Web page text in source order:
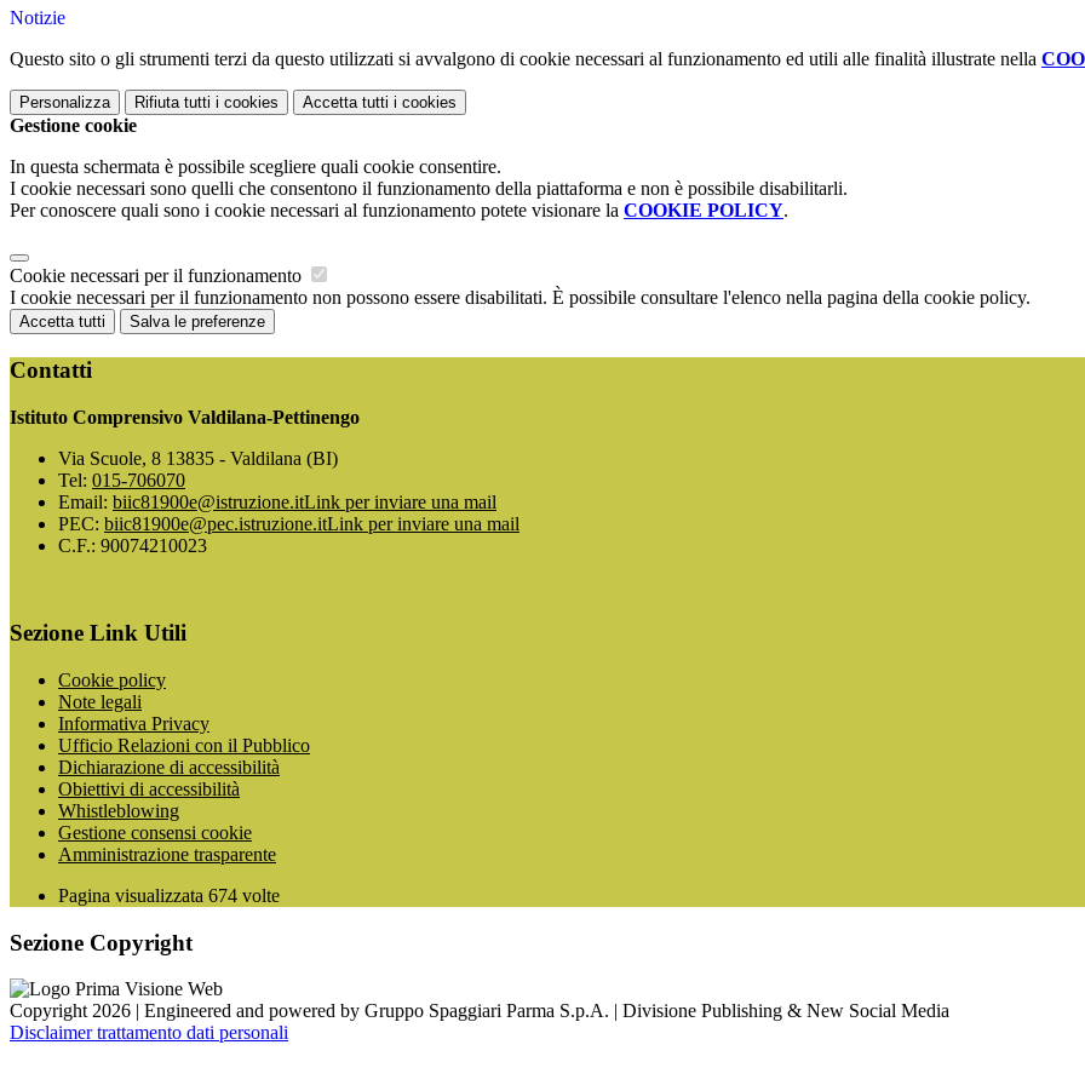
Notizie
Questo sito o gli strumenti terzi da questo utilizzati si avvalgono di cookie necessari al funzionamento ed utili alle finalità illustrate nella
Personalizza Rifiuta tutti i cookies Accetta tutti i cookies
Gestione cookie
In questa schermata è possibile scegliere quali cookie consentire.
I cookie necessari sono quelli che consentono il funzionamento della piattaforma e non è possibile disabilitarli.
Per conoscere quali sono i cookie necessari al funzionamento potete visionare la COOKIE POLICY.
Cookie necessari per il funzionamento
I cookie necessari per il funzionamento non possono essere disabilitati. È possibile consultare l'elenco nella pagina della cookie policy.
Accetta tutti Salva le preferenze
Contatti
Istituto Comprensivo Valdilana-Pettinengo
Via Scuole, 8 13835 - Valdilana (BI)
Tel: 015-706070
Email: biic81900e@istruzione.itLink per inviare una mail
PEC: biic81900e@pec.istruzione.itLink per inviare una mail
C.F.: 90074210023
Sezione Link Utili
Cookie policy
Note legali
Informativa Privacy
Ufficio Relazioni con il Pubblico
Dichiarazione di accessibilità
Obiettivi di accessibilità
Whistleblowing
Gestione consensi cookie
Amministrazione trasparente
Pagina visualizzata 674 volte
Sezione Copyright
Copyright 2026 | Engineered and powered by Gruppo Spaggiari Parma S.p.A. | Divisione Publishing & New Social Media
Disclaimer trattamento dati personali